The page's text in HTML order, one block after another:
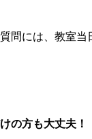
問には、教室
の方も大丈夫！